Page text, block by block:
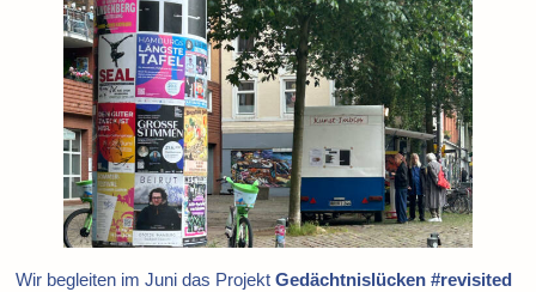
Wir begleiten im Juni das ProjektGedächtnislücken #revisited